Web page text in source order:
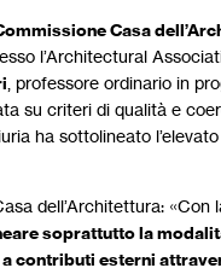
Casa
l’Architectural
, professore ordinario in
su criteri di qualità e
ha sottolineato
dell’Architettura: «Con
soprattutto la
contributi esterni